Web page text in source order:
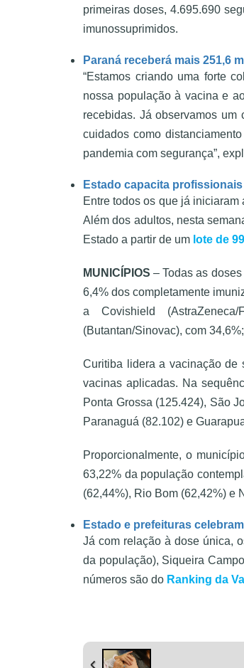
primeiras doses, 4.695.690
imunossuprimidos.
Paraná receberá mais 251,6
“Estamos criando uma forte
nossa população à vacina e
recebidas. Já observamos um
cuidados como
pandemia com segurança”,
Estado capacita
Entre todos os que já
Além dos adultos, nesta
Estado a partir de um lote de
MUNICÍPIOS– Todas as
6,4% dos completamente
a Covishield
(Butantan/Sinovac), com
Curitiba lidera a vacinação de
vacinas aplicadas. Na
Ponta Grossa (125.424), São
Paranaguá (82.102) e
Proporcionalmente, o
63,22% da população
(62,44%), Rio Bom (62,42%) e
Estado e prefeituras
Já com relação à dose única,
da população), Siqueira
números são do Ranking da